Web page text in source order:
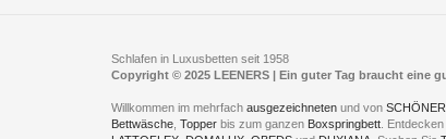
Schlafen in Luxusbetten seit 1958
Copyright © 2025 LEENERS | Ein guter Tag braucht eine
Willkommen im mehrfach ausgezeichneten und von
Bettwäsche Topper bis zum ganzen Boxspringbett .